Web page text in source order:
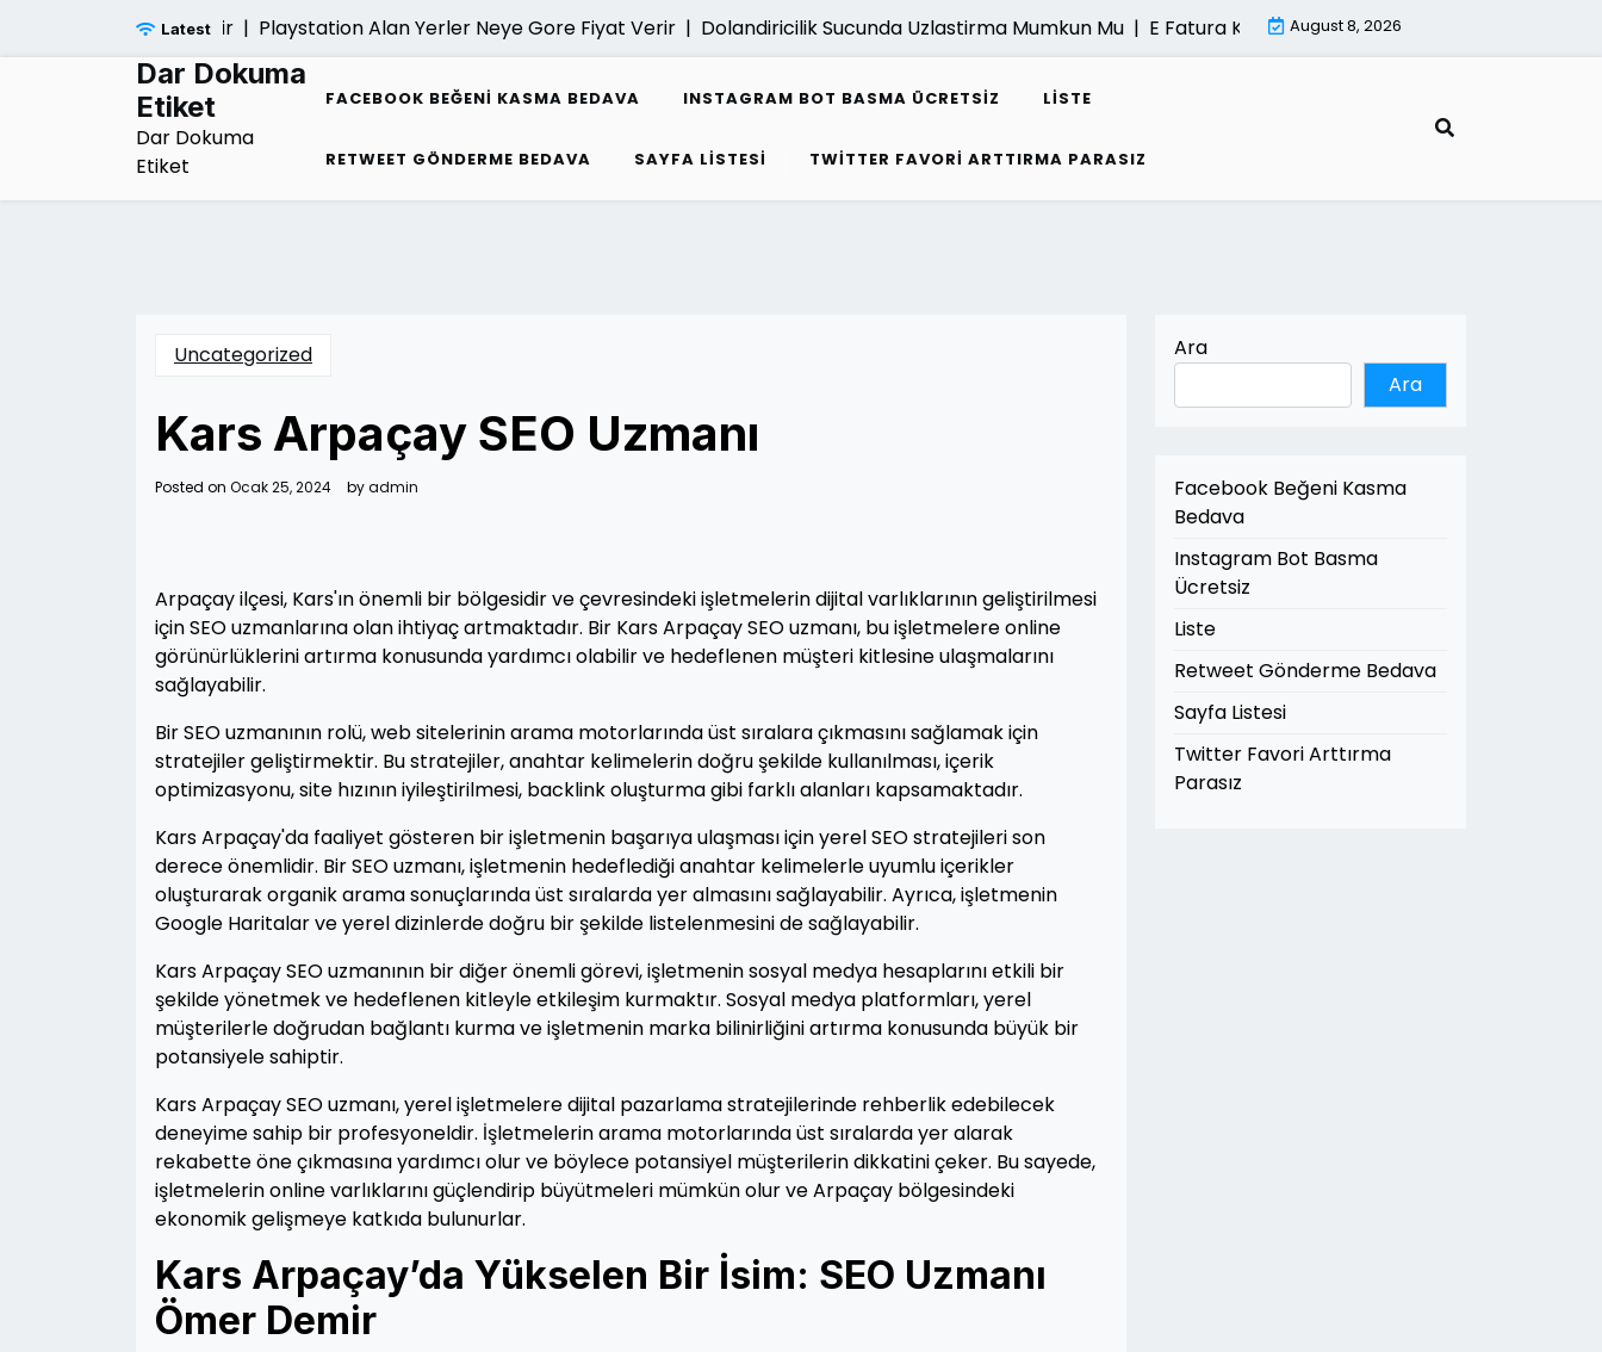
Latest Playstation Alan Yerler Neye Gore Fiyat Verir |Dolandiricilik Sucunda Uzlastirma Mumkun Mu |E Fatura Kesme Sureci |Mimari Render Hizmeti
August 8, 2026
Dar Dokuma
Etiket
Dar Dokuma
Etiket
FACEBOOK BEĞENI KASMA BEDAVA INSTAGRAM BOT BASMA ÜCRETSIZ LISTE
RETWEET GÖNDERME BEDAVA SAYFA LISTESI TWITTER FAVORI ARTTIRMA PARASIZ
Uncategorized
Kars Arpaçay SEO Uzmanı
Posted on Ocak 25, 2024 byadmin
Arpaçay ilçesi, Kars'ın önemli bir bölgesidir ve çevresindeki işletmelerin dijital varlıklarının geliştirilmesi
için SEO uzmanlarına olan ihtiyaç artmaktadır. Bir Kars Arpaçay SEO uzmanı, bu işletmelere online
görünürlüklerini artırma konusunda yardımcı olabilir ve hedeflenen müşteri kitlesine ulaşmalarını
sağlayabilir.
Bir SEO uzmanının rolü, web sitelerinin arama motorlarında üst sıralara çıkmasını sağlamak için
stratejiler geliştirmektir. Bu stratejiler, anahtar kelimelerin doğru şekilde kullanılması, içerik
optimizasyonu, site hızının iyileştirilmesi, backlink oluşturma gibi farklı alanları kapsamaktadır.
Kars Arpaçay'da faaliyet gösteren bir işletmenin başarıya ulaşması için yerel SEO stratejileri son
derece önemlidir. Bir SEO uzmanı, işletmenin hedeflediği anahtar kelimelerle uyumlu içerikler
oluşturarak organik arama sonuçlarında üst sıralarda yer almasını sağlayabilir. Ayrıca, işletmenin
Google Haritalar ve yerel dizinlerde doğru bir şekilde listelenmesini de sağlayabilir.
Kars Arpaçay SEO uzmanının bir diğer önemli görevi, işletmenin sosyal medya hesaplarını etkili bir
şekilde yönetmek ve hedeflenen kitleyle etkileşim kurmaktır. Sosyal medya platformları, yerel
müşterilerle doğrudan bağlantı kurma ve işletmenin marka bilinirliğini artırma konusunda büyük bir
potansiyele sahiptir.
Kars Arpaçay SEO uzmanı, yerel işletmelere dijital pazarlama stratejilerinde rehberlik edebilecek
deneyime sahip bir profesyoneldir. İşletmelerin arama motorlarında üst sıralarda yer alarak
rekabette öne çıkmasına yardımcı olur ve böylece potansiyel müşterilerin dikkatini çeker. Bu sayede,
işletmelerin online varlıklarını güçlendirip büyütmeleri mümkün olur ve Arpaçay bölgesindeki
ekonomik gelişmeye katkıda bulunurlar.
Kars Arpaçay’da Yükselen Bir İsim: SEO Uzmanı
Ömer Demir
Ara
Ara
Facebook Beğeni Kasma
Bedava
Instagram Bot Basma
Ücretsiz
Liste
Retweet Gönderme Bedava
Sayfa Listesi
Twitter Favori Arttırma
Parasız